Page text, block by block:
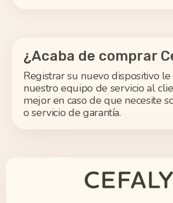
¿Acaba de comprar
Registrar su nuevo dispositivo
nuestro equipo de servicio al
mejor en caso de que necesite
o servicio de garantía.